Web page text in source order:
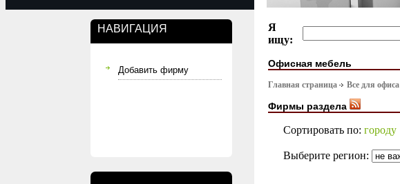
НАВИГАЦИЯ
Добавить фирму
Я
ищу:
Офисная мебель
Главная страница Все для офиса
Фирмы раздела
Сортировать по: городу
Выберите регион: